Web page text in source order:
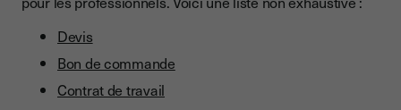
Devis
Bon de commande
Contrat de travail